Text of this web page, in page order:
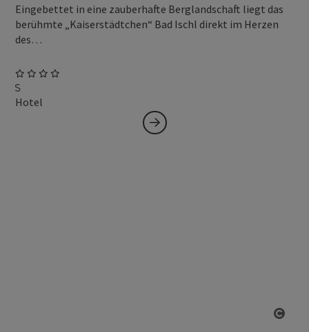
Eingebettet in eine zauberhafte Berglandschaft liegt das
berühmte „Kaiserstädtchen“ Bad Ischl direkt im Herzen
des…
Hotel